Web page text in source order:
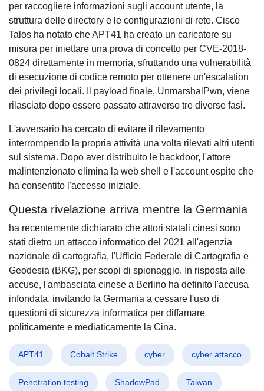
per raccogliere informazioni sugli account utente, la
struttura delle directory e le configurazioni di rete. Cisco
Talos ha notato che APT41 ha creato un caricatore su
misura per iniettare una prova di concetto per CVE-2018-
0824 direttamente in memoria, sfruttando una vulnerabilità
di esecuzione di codice remoto per ottenere un'escalation
dei privilegi locali. Il payload finale, UnmarshalPwn, viene
rilasciato dopo essere passato attraverso tre diverse fasi.
L'avversario ha cercato di evitare il rilevamento
interrompendo la propria attività una volta rilevati altri utenti
sul sistema. Dopo aver distribuito le backdoor, l'attore
malintenzionato elimina la web shell e l'account ospite che
ha consentito l'accesso iniziale.
Questa rivelazione arriva mentre la Germania
ha recentemente dichiarato che attori statali cinesi sono
stati dietro un attacco informatico del 2021 all'agenzia
nazionale di cartografia, l'Ufficio Federale di Cartografia e
Geodesia (BKG), per scopi di spionaggio. In risposta alle
accuse, l'ambasciata cinese a Berlino ha definito l'accusa
infondata, invitando la Germania a cessare l'uso di
questioni di sicurezza informatica per diffamare
politicamente e mediaticamente la Cina.
APT41 Cobalt Strike cyber cyber attacco
Penetration testing ShadowPad Taiwan